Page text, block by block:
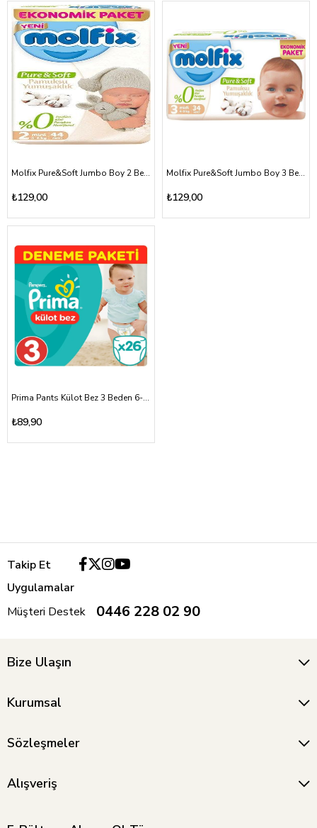
Molfix Pure&Soft Jumbo Boy 2 Beden 3-6kg
₺129,00
Molfix Pure&Soft Jumbo Boy 3 Beden 4-9kg
₺129,00
Prima Pants Külot Bez 3 Beden 6-11kg
₺89,90
Takip Et
Uygulamalar
Müşteri Destek
0446 228 02 90
Bize Ulaşın
Kurumsal
Sözleşmeler
Alışveriş